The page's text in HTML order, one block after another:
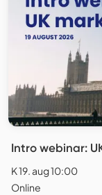
Intro webinar:
K 19. aug 10:00
Online